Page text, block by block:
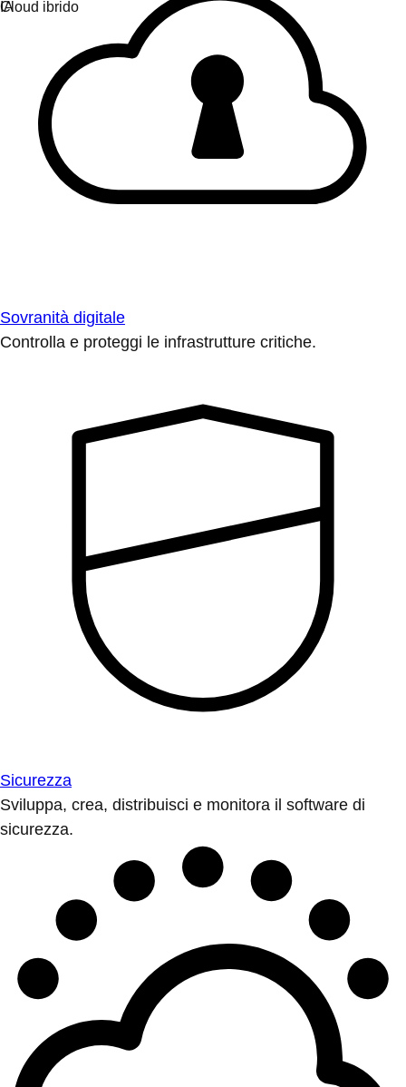
Sovranità digitale
Controlla e proteggi le infrastrutture critiche.
Sicurezza
Sviluppa, crea, distribuisci e monitora il software di
sicurezza.